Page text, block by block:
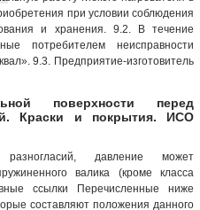
при условии соблюдения
и хранения. 9.2. В течение
потребителем неисправности
9.3. Предприятие-изготовитель
поверхности перед
Краски и покрытия. ИСО
давление может
валика (кроме класса
ссылки Перечисленные ниже
составляют положения данного